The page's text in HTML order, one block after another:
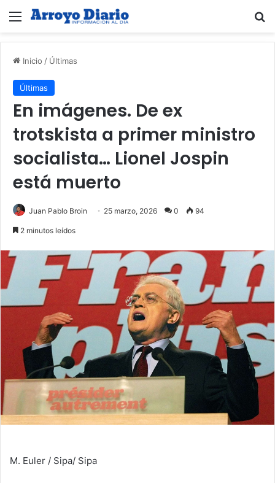
Menú
Inicio / Últimas
Últimas
En imágenes. De ex
trotskista a primer ministro
socialista… Lionel Jospin
está muerto
Juan Pablo Broin 25 marzo, 2026 0 94
2 minutos leídos
M. Euler / Sipa/ Sipa